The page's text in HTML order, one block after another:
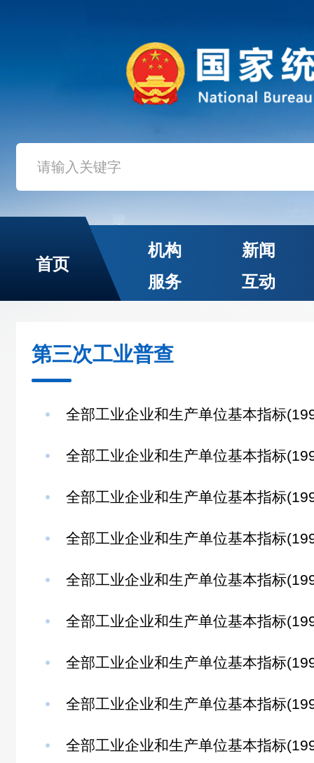
首页
机构
新闻
服务
互动
第三次工业普查
全部工业企业和生产单位基本指标
全部工业企业和生产单位基本指标
全部工业企业和生产单位基本指标
全部工业企业和生产单位基本指标
全部工业企业和生产单位基本指标
全部工业企业和生产单位基本指标
全部工业企业和生产单位基本指标
全部工业企业和生产单位基本指标
全部工业企业和生产单位基本指标